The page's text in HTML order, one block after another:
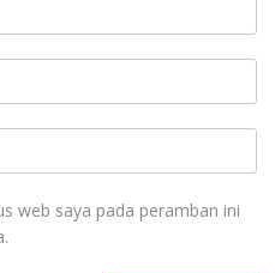
web saya pada peramban ini